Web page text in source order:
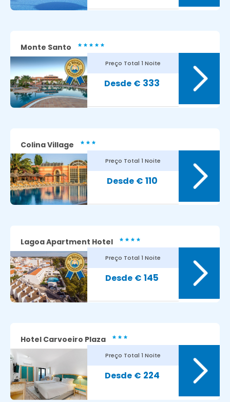
Avaliação dos nossos clientes:9
Avaliação dos nossos clientes:9.2
Monte Santo
Avaliação dos nossos clientes:8.6
Preço Total 1 Noite
€ 333
Colina Village
Avaliação dos nossos clientes:7.7
Preço Total 1 Noite
€ 110
Lagoa Apartment Hotel
Preço Total 1 Noite
€ 145
Hotel Carvoeiro Plaza
Preço Total 1 Noite
€ 224